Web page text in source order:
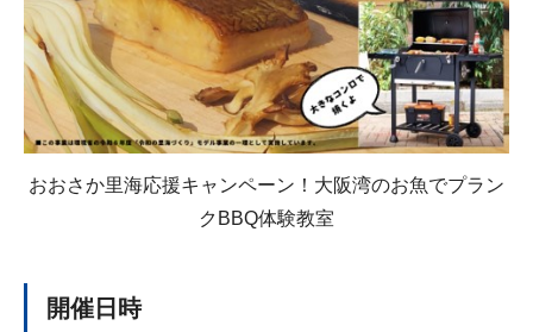
おおさか里海応援キャンペーン！大阪湾のお魚でプラン
クBBQ体験教室
開催日時